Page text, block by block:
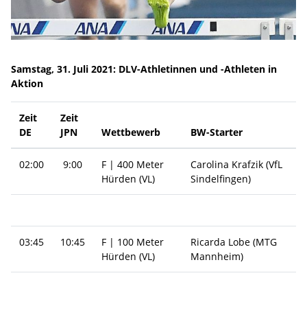
Samstag, 31. Juli 2021: DLV-Athletinnen und -Athleten in
Aktion
Zeit
DE
Zeit
JPN
Wettbewerb BW-Starter
02:00 9:00
F | 400 Meter
Hürden (VL)
Carolina Krafzik (VfL
Sindelfingen)
03:45 10:45
F | 100 Meter
Hürden (VL)
Ricarda Lobe (MTG
Mannheim)